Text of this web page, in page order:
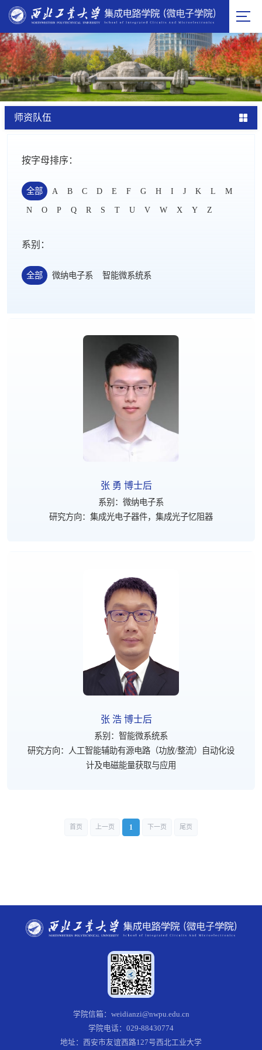
师资队伍
按字母排序：
全部 A B C D E F G H I J K L
M
N
O P Q R S T U V W X Y Z
系别：
全部 微纳电子系 智能微系统系
张 勇 博士后
系别：微纳电子系
研究方向：集成光电子器件，集成光子忆阻器
张 浩 博士后
系别：智能微系统系
研究方向：人工智能辅助有源电路（功放/整流）自动化设
计及电磁能量获取与应用
首页 上一页 1 下一页 尾页
学院信箱：weidianzi@nwpu.edu.cn
学院电话：029-88430774
地址：西安市友谊西路127号西北工业大学